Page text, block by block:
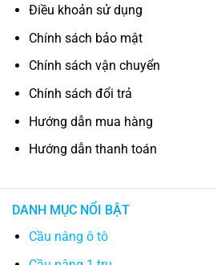
Điều khoản sử dụng
Chính sách bảo mật
Chính sách vận chuyển
Chính sách đổi trả
Hướng dẫn mua hàng
Hướng dẫn thanh toán
DANH MỤC NỔI BẬT
Cầu nâng ô tô